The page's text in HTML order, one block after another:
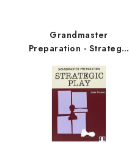
Grandmaster
Preparation - Strategic